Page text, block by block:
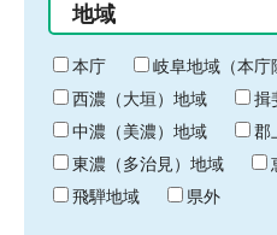
り
終
わ
り
地域
本庁
岐阜地域（本庁
西濃（大垣）地域
揖
中濃（美濃）地域
郡
東濃（多治見）地域
飛騨地域
県外